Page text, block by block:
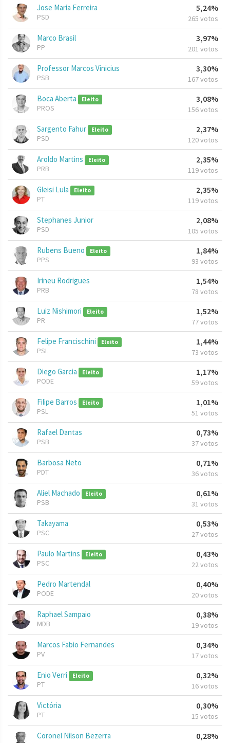
Jose Maria Ferreira
PSD
5,24%
265 votos
Marco Brasil
PP
3,97%
201 votos
Professor Marcos Vinicius
PSB
3,30%
167 votos
Boca Aberta Eleito
PROS
3,08%
156 votos
Sargento Fahur Eleito
PSD
2,37%
120 votos
Aroldo Martins Eleito
PRB
2,35%
119 votos
Gleisi Lula Eleito
PT
2,35%
119 votos
Stephanes Junior
PSD
2,08%
105 votos
Rubens Bueno Eleito
PPS
1,84%
93 votos
Irineu Rodrigues
PRB
1,54%
78 votos
Luiz Nishimori Eleito
PR
1,52%
77 votos
Felipe Francischini Eleito
PSL
1,44%
73 votos
Diego Garcia Eleito
PODE
1,17%
59 votos
Filipe Barros Eleito
PSL
1,01%
51 votos
Rafael Dantas
PSB
0,73%
37 votos
Barbosa Neto
PDT
0,71%
36 votos
Aliel Machado Eleito
PSB
0,61%
31 votos
Takayama
PSC
0,53%
27 votos
Paulo Martins Eleito
PSC
0,43%
22 votos
Pedro Martendal
PODE
0,40%
20 votos
Raphael Sampaio
MDB
0,38%
19 votos
Marcos Fabio Fernandes
PV
0,34%
17 votos
Enio Verri Eleito
PT
0,32%
16 votos
Victória
PT
0,30%
15 votos
Coronel Nilson Bezerra 0,28%